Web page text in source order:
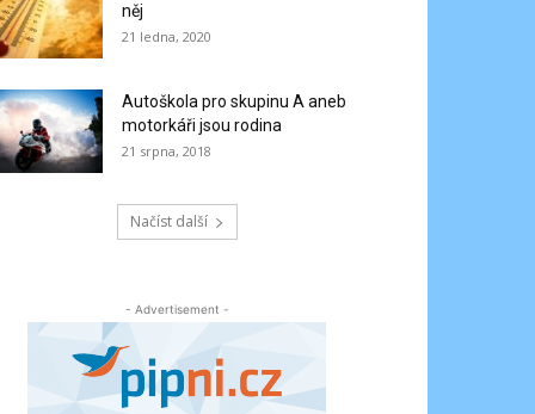
něj
21 ledna, 2020
Autoškola pro skupinu A aneb
motorkáři jsou rodina
21 srpna, 2018
Načíst další
- Advertisement -